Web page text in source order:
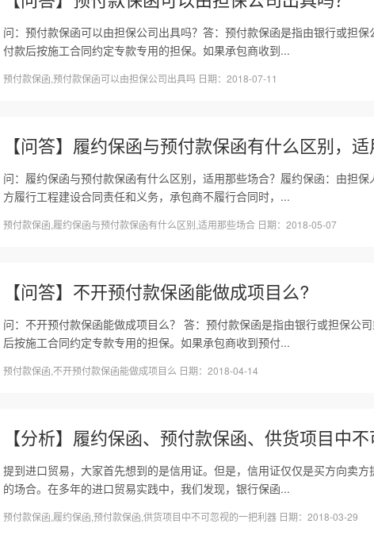
问：预付款保函可以由担保公司出具吗？答：预付款保函是指由银行或担
付款后按施工合同约定专款专用的担保。如果承包商收到...
预付款保函,预付款保函可以由担保公司出具吗 日期：2018-07-11
【问答】履约保函与预付款保函有什么区别，适
问：履约保函与预付款保函有什么区别，适用那些场合？履约保函：由担
方履行工程建设合同责任和义务，承包商不履行合同时，...
预付款保函,履约保函与预付款保函有什么区别,适用那些场合 日期：2018-05-07
【问答】不开预付款保函能做成项目么?
问：不开预付款保函能做成项目么？ 答：预付款保函是指由银行或担保公
后按施工合同约定专款专用的担保。如果承包商收到预付...
预付款保函,不开预付款保函能做成项目么 日期：2018-04-14
【分析】履约保函、预付款保函、供货项目中
提到进口贸易，大家首先想到的是信用证。但是，信用证仅仅是买方向卖
的场合。在多年的进口贸易实践中，我们发现，银行保函...
预付款保函,履约保函,预付款保函,供货项目中不可忽视的一把利器 日期：2018-03-29